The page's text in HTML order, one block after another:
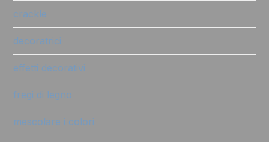
crackle
decoratrici
effetti decorativi
fregi di legno
mescolare i colori